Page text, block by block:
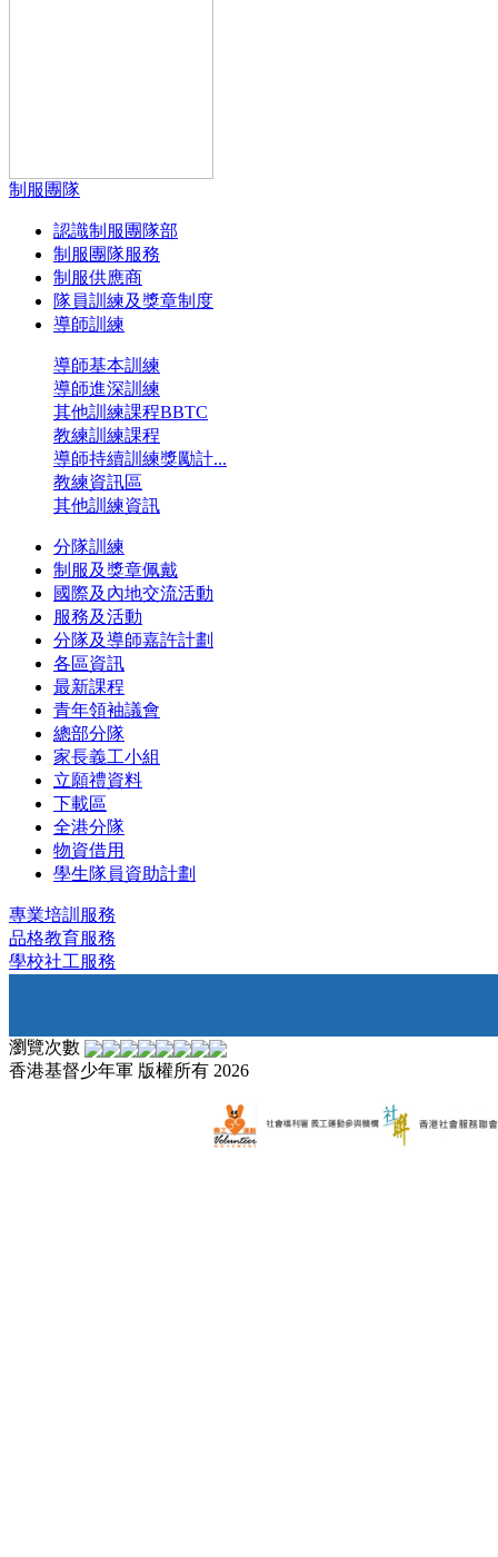
制服團隊
認識制服團隊部
制服團隊服務
制服供應商
隊員訓練及獎章制度
導師訓練
導師基本訓練
導師進深訓練
其他訓練課程BBTC
教練訓練課程
導師持續訓練獎勵計...
教練資訊區
其他訓練資訊
分隊訓練
制服及獎章佩戴
國際及內地交流活動
服務及活動
分隊及導師嘉許計劃
各區資訊
最新課程
青年領袖議會
總部分隊
家長義工小組
立願禮資料
下載區
全港分隊
物資借用
學生隊員資助計劃
專業培訓服務
品格教育服務
學校社工服務
瀏覽次數
香港基督少年軍 版權所有 2026